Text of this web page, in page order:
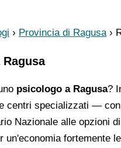
› Provincia di Ragusa ›
psicologo a Ragusa?
centri specializzati —
Nazionale alle opzioni di
un'economia fortemente